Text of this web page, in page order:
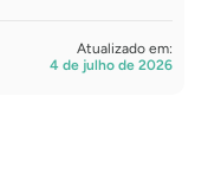
Atualizado em:
4 de julho de 2026